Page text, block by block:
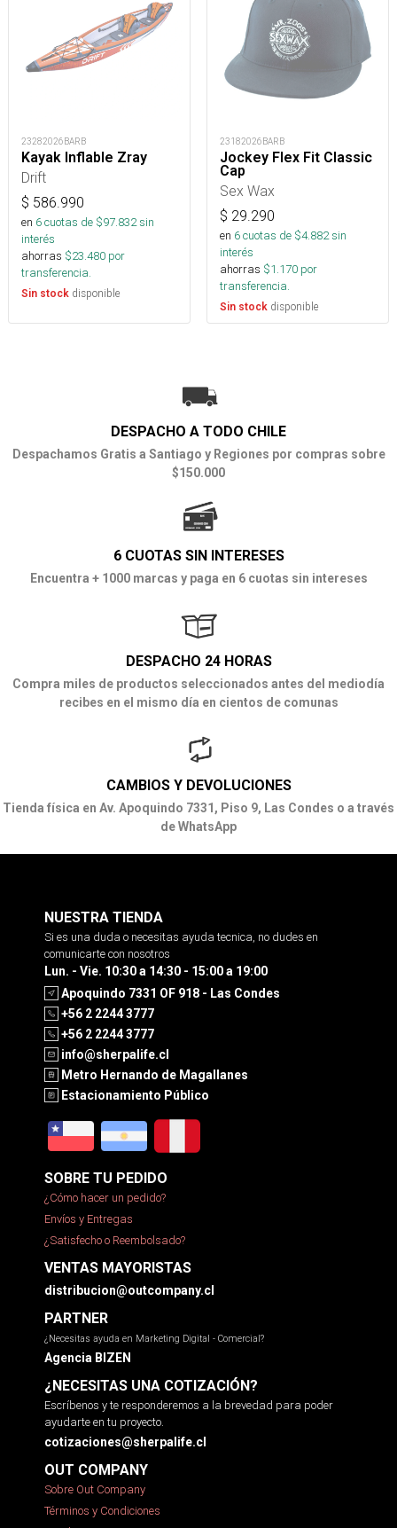
23282026BARB
Kayak Inflable Zray
Drift
$ 586.990
en 6cuotas de $97.832sin
interés
ahorras $23.480 por
transferencia.
Sin stock disponible
23182026BARB
Jockey Flex Fit Classic
Cap
Sex Wax
$ 29.290
en 6cuotas de $4.882sin
interés
ahorras $1.170 por
transferencia.
Sin stock disponible
DESPACHO A TODO CHILE
Despachamos Gratis a Santiago y Regiones por compras sobre
$150.000
6 CUOTAS SIN INTERESES
Encuentra + 1000 marcas y paga en 6 cuotas sin intereses
DESPACHO 24 HORAS
Compra miles de productos seleccionados antes del mediodía
recibes en el mismo día en cientos de comunas
CAMBIOS Y DEVOLUCIONES
Tienda física en Av. Apoquindo 7331, Piso 9, Las Condes o a través
de WhatsApp
NUESTRA TIENDA
Si es una duda o necesitas ayuda tecnica, no dudes en
comunicarte con nosotros
Lun. - Vie. 10:30 a 14:30 - 15:00 a 19:00
Apoquindo 7331 OF 918 - Las Condes
+56 2 2244 3777
+56 2 2244 3777
info@sherpalife.cl
Metro Hernando de Magallanes
Estacionamiento Público
SOBRE TU PEDIDO
¿Cómo hacer un pedido?
Envíos y Entregas
¿Satisfecho o Reembolsado?
VENTAS MAYORISTAS
distribucion@outcompany.cl
PARTNER
¿Necesitas ayuda en Marketing Digital - Comercial?
Agencia BIZEN
¿NECESITAS UNA COTIZACIÓN?
Escríbenos y te responderemos a la brevedad para poder
ayudarte en tu proyecto.
cotizaciones@sherpalife.cl
OUT COMPANY
Sobre Out Company
Términos y Condiciones